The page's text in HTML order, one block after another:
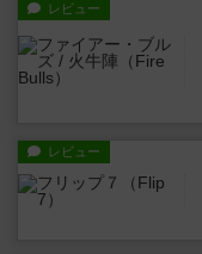
レビュー
レビュー